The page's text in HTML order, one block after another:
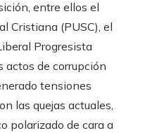
entre ellos el
Cristiana (PUSC), el
Progresista
actos de corrupción
tensiones
las quejas actuales,
polarizado de cara a